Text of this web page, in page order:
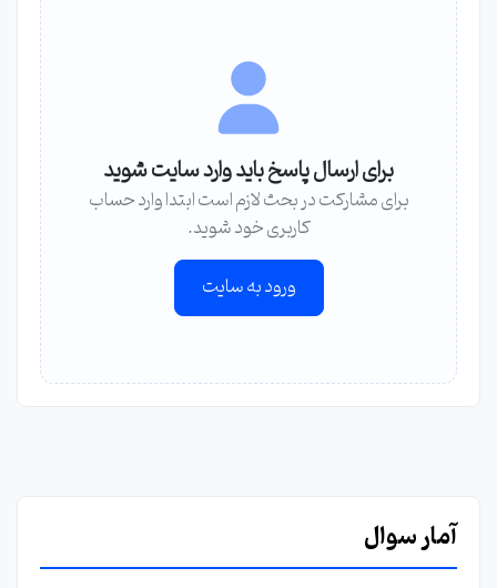
برای ارسال پاسخ باید وارد سایت شوید
برای مشارکت در بحث لازم است ابتدا وارد حساب
کاربری خود شوید.
ورود به سایت
آمار سوال